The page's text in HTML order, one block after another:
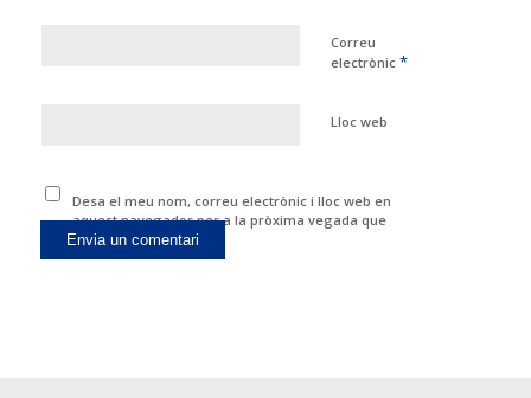
Correu
electrònic *
Lloc web
Desa el meu nom, correu electrònic i lloc web en
aquest navegador per a la pròxima vegada que
comenti.